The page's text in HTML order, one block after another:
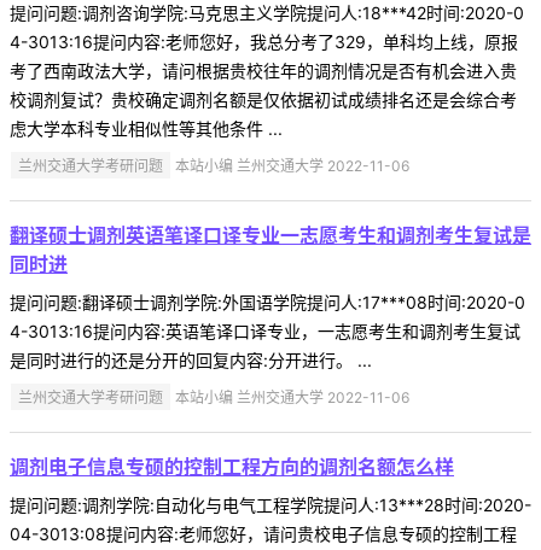
提问问题:调剂咨询学院:马克思主义学院提问人:18***42时间:2020-0
4-3013:16提问内容:老师您好，我总分考了329，单科均上线，原报
考了西南政法大学，请问根据贵校往年的调剂情况是否有机会进入贵
校调剂复试？贵校确定调剂名额是仅依据初试成绩排名还是会综合考
虑大学本科专业相似性等其他条件 ...
兰州交通大学考研问题 本站小编 兰州交通大学 2022-11-06
翻译硕士调剂英语笔译口译专业一志愿考生和调剂考生复试是
同时进
提问问题:翻译硕士调剂学院:外国语学院提问人:17***08时间:2020-0
4-3013:16提问内容:英语笔译口译专业，一志愿考生和调剂考生复试
是同时进行的还是分开的回复内容:分开进行。 ...
兰州交通大学考研问题 本站小编 兰州交通大学 2022-11-06
调剂电子信息专硕的控制工程方向的调剂名额怎么样
提问问题:调剂学院:自动化与电气工程学院提问人:13***28时间:2020-
04-3013:08提问内容:老师您好，请问贵校电子信息专硕的控制工程